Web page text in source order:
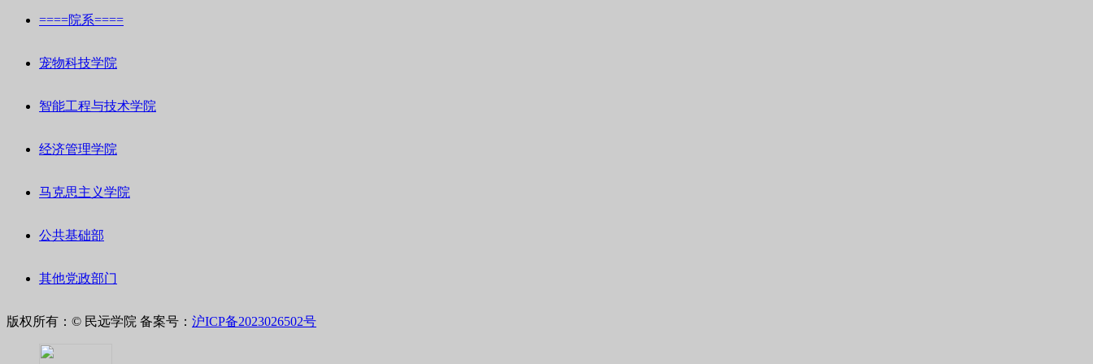
====院系====
宠物科技学院
智能工程与技术学院
经济管理学院
马克思主义学院
公共基础部
其他党政部门
版权所有：© 民远学院 备案号： 沪ICP备2023026502号